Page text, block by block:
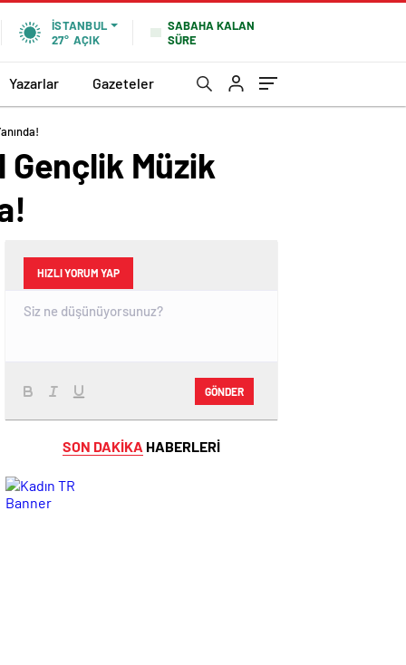
İSTANBUL
27° AÇIK
SABAHA KALAN
SÜRE
Yazarlar Gazeteler
Müzik
HIZLI YORUM YAP
GÖNDER
SON DAKİKA HABERLERİ